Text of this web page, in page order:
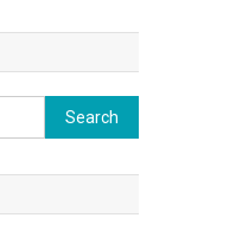
Search
for: